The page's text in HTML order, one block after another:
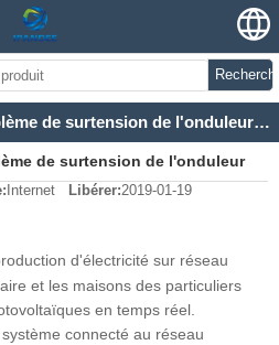
Comment résoudre le problème de surtension de l'onduleur AC?
de surtension de l'onduleur
Internet Libérer:2019-01-19
d'électricité sur réseau
et les maisons des particuliers
en temps réel.
connecté au réseau